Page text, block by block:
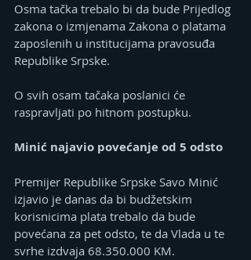
Osma tačka trebalo bi da bude Prijedlog
zakona o izmjenama Zakona o platama
zaposlenih u institucijama pravosuđa
Republike Srpske.
O svih osam tačaka poslanici će
raspravljati po hitnom postupku.
Minić najavio povećanje od 5 odsto
Premijer Republike Srpske Savo Minić
izjavio je danas da bi budžetskim
korisnicima plata trebalo da bude
povećana za pet odsto, te da Vlada u te
svrhe izdvaja 68.350.000 KM.